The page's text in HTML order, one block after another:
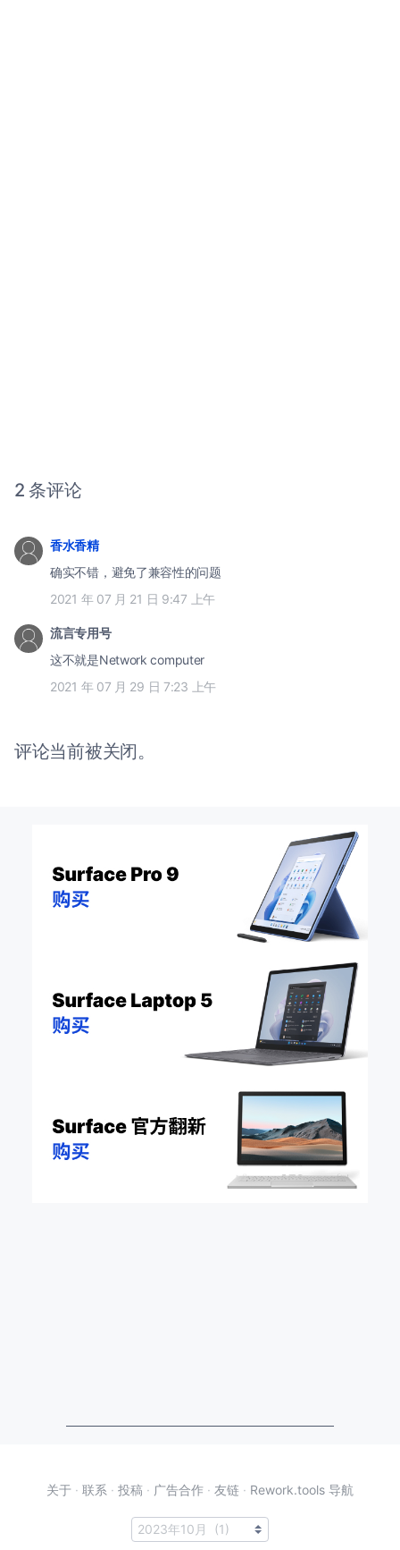
2 条评论
香水香精
确实不错，避免了兼容性的问题
2021 年 07 月 21 日 9:47 上午
流言专用号
这不就是Network computer
2021 年 07 月 29 日 7:23 上午
评论当前被关闭。
关于 · 联系 · 投稿 · 广告合作 · 友链 · Rework.tools 导航